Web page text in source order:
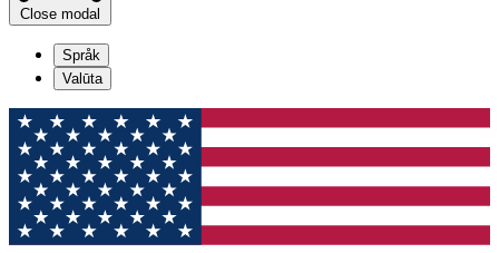
Close modal
Språk
Valūta